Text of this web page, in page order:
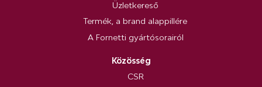
Üzletkereső
Termék, a brand alappillére
A Fornetti gyártósorairól
Közösség
CSR